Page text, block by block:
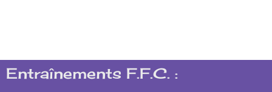
Entraînements F.F.C. :